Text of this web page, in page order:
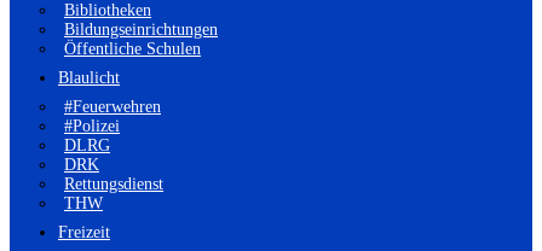
Bibliotheken
Bildungseinrichtungen
Öffentliche Schulen
Blaulicht
#Feuerwehren
#Polizei
DLRG
DRK
Rettungsdienst
THW
Freizeit